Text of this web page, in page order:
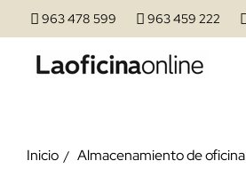
963 478 599 963 459 222
Inicio Almacenamiento de oficina